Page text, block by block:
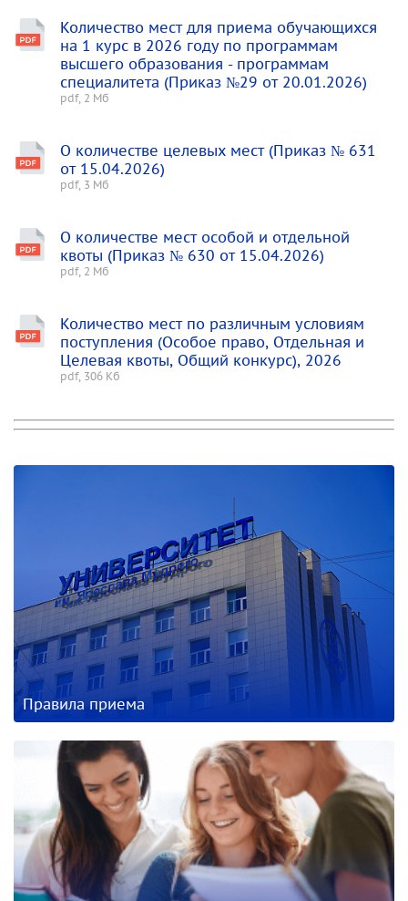
Количество мест для приема обучающихся
на 1 курс в 2026 году по программам
высшего образования - программам
специалитета (Приказ №29 от 20.01.2026)
pdf, 2 Мб
О количестве целевых мест (Приказ № 631
от 15.04.2026)
pdf, 3 Мб
О количестве мест особой и отдельной
квоты (Приказ № 630 от 15.04.2026)
pdf, 2 Мб
Количество мест по различным условиям
поступления (Особое право, Отдельная и
Целевая квоты, Общий конкурс), 2026
pdf, 306 Кб
Правила приема